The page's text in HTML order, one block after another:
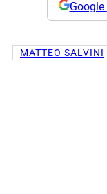
Google
MATTEO SALVINI